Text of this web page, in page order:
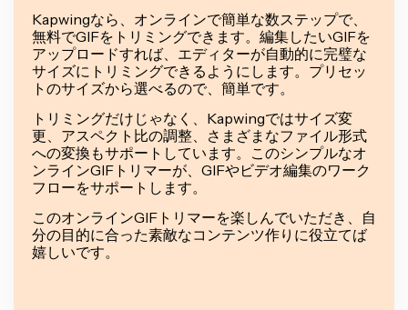
Kapwingなら、オンラインで簡単な数ステップで、
無料でGIFをトリミングできます。編集したいGIFを
アップロードすれば、エディターが自動的に完璧な
サイズにトリミングできるようにします。プリセッ
トのサイズから選べるので、簡単です。
トリミングだけじゃなく、Kapwingではサイズ変
更、アスペクト比の調整、さまざまなファイル形式
への変換もサポートしています。このシンプルなオ
ンラインGIFトリマーが、GIFやビデオ編集のワーク
フローをサポートします。
このオンラインGIFトリマーを楽しんでいただき、自
分の目的に合った素敵なコンテンツ作りに役立てば
嬉しいです。